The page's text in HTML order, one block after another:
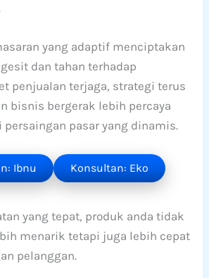
yang adaptif menciptakan
dan tahan terhadap
penjualan terjaga, strategi terus
bisnis bergerak lebih percaya
pasar yang dinamis.
Ibnu Konsultan: Eko
yang tepat, produk anda tidak
menarik tetapi juga lebih cepat
pelanggan.